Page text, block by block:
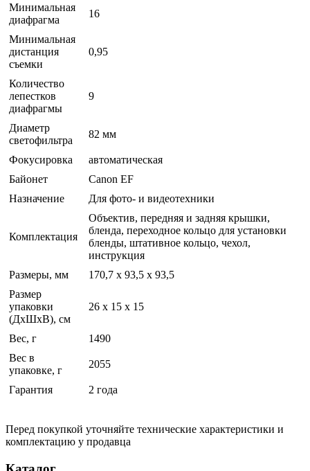
Минимальная
диафрагма
16
Минимальная
дистанция
съемки
0,95
Количество
лепестков
диафрагмы
9
Диаметр
светофильтра
82 мм
Фокусировка
автоматическая
Байонет
Canon EF
Назначение
Для фото- и видеотехники
Комплектация
Объектив, передняя и задняя крышки,
бленда, переходное кольцо для установки
бленды, штативное кольцо, чехол,
инструкция
Размеры, мм
170,7 х 93,5 х 93,5
Размер
упаковки
(ДхШхВ), см
26 x 15 x 15
Вес, г
1490
Вес в
упаковке, г
2055
Гарантия 2 года
Перед покупкой уточняйте технические характеристики и
комплектацию у продавца